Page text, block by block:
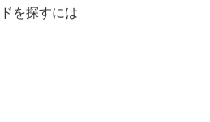
を探すには